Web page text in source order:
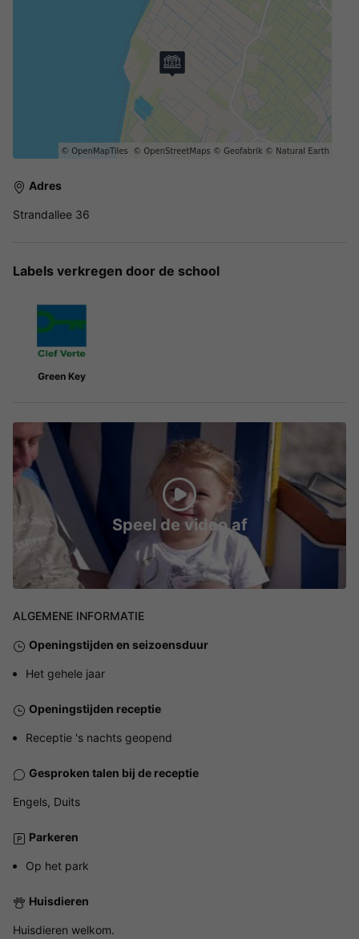
Adres
Strandallee 36
Labels verkregen door de school
Green Key
Speel de video af
ALGEMENE INFORMATIE
Openingstijden en seizoensduur
Het gehele jaar
Openingstijden receptie
Receptie 's nachts geopend
Gesproken talen bij de receptie
Engels, Duits
Parkeren
Op het park
Huisdieren
Huisdieren welkom.